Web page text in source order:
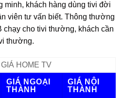
minh, khách hàng dùng tivi đời
viên tư vấn biết. Thông thường
chạy cho tivi thường, khách cần
thường.
HOME TV
GIÁ NGOẠI
THÀNH
GIÁ NỘI
THÀNH